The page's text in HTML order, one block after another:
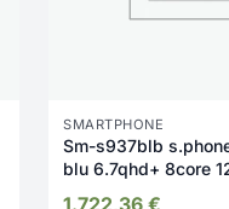
SMARTPHONE
Sm-s937blb
blu 6.7qhd+ 8core
1.722,36 €